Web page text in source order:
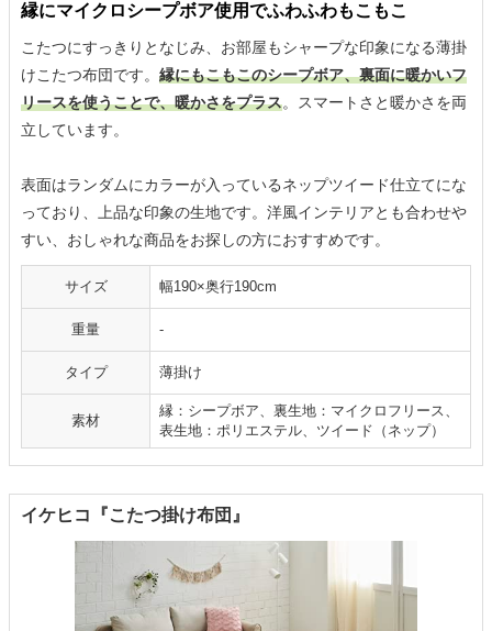
縁にマイクロシープボア使用でふわふわもこもこ
こたつにすっきりとなじみ、お部屋もシャープな印象になる薄掛
けこたつ布団です。 縁にもこもこのシープボア、裏面に暖かいフ
リースを使うことで、暖かさをプラス。スマートさと暖かさを両
立しています。
表面はランダムにカラーが入っているネップツイード仕立てにな
っており、上品な印象の生地です。洋風インテリアとも合わせや
すい、おしゃれな商品をお探しの方におすすめです。
サイズ 幅190×奥行190cm
重量 -
タイプ 薄掛け
素材
縁：シープボア、裏生地：マイクロフリース、
表生地：ポリエステル、ツイード（ネップ）
イケヒコ『こたつ掛け布団』